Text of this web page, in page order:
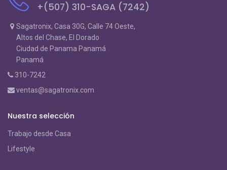
+(507) 310-SAGA (7242)
Sagatronix, Casa 30G, Calle 74 Oeste,
Altos del Chase, El Dorado
Ciudad de Panama Panamá
Panamá
310-7242
ventas@sagatronix.com
Nuestra selección
Trabajo desde Casa
Lifestyle